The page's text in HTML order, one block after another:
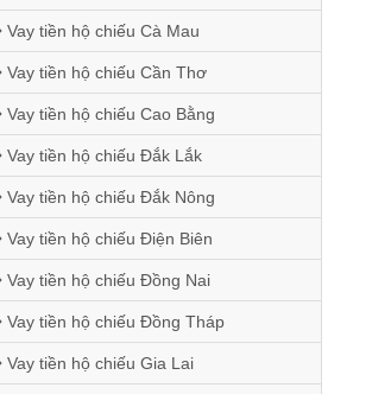
Vay tiền hộ chiếu Cà Mau
Vay tiền hộ chiếu Cần Thơ
Vay tiền hộ chiếu Cao Bằng
Vay tiền hộ chiếu Đắk Lắk
Vay tiền hộ chiếu Đắk Nông
Vay tiền hộ chiếu Điện Biên
Vay tiền hộ chiếu Đồng Nai
Vay tiền hộ chiếu Đồng Tháp
Vay tiền hộ chiếu Gia Lai